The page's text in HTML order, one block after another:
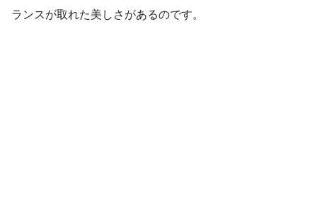
ランスが取れた美しさがあるのです。